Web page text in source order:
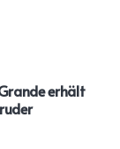
erhält